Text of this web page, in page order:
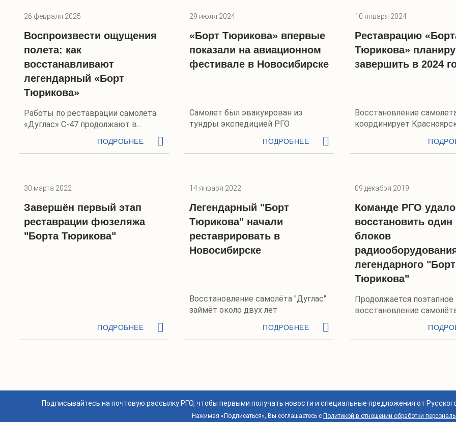
26 февраля 2025
Воспроизвести ощущения
полета: как
восстанавливают
легендарный «Борт
Тюрикова»
Работы по реставрации самолета
«Дуглас» С-47 продолжают в
ПОДРОБНЕЕ
29 июля 2024
«Борт Тюрикова» впервые
показали на авиационном
фестивале в Новосибирске
Самолет был эвакуирован из
тундры экспедицией РГО
ПОДРОБНЕЕ
10 января 2024
Реставрацию
Тюрикова»
завершить в 2024
Восстановление
координирует
30 марта 2022
Завершён первый этап
реставрации фюзеляжа
"Борта Тюрикова"
ПОДРОБНЕЕ
14 января 2022
Легендарный "Борт
Тюрикова" начали
реставрировать в
Новосибирске
Восстановление самолёта "Дуглас"
займёт около двух лет
ПОДРОБНЕЕ
09 декабря 2019
Команде РГО
восстановить один
блоков
легендарного
Тюрикова"
Продолжается поэтапное
восстановление
Подписывайтесь на почтовую рассылку РГО, чтобы первыми получать новости и специальные предложения от
Нажимая «Подписаться», Вы соглашаетесь с Политикой в отношении обработки